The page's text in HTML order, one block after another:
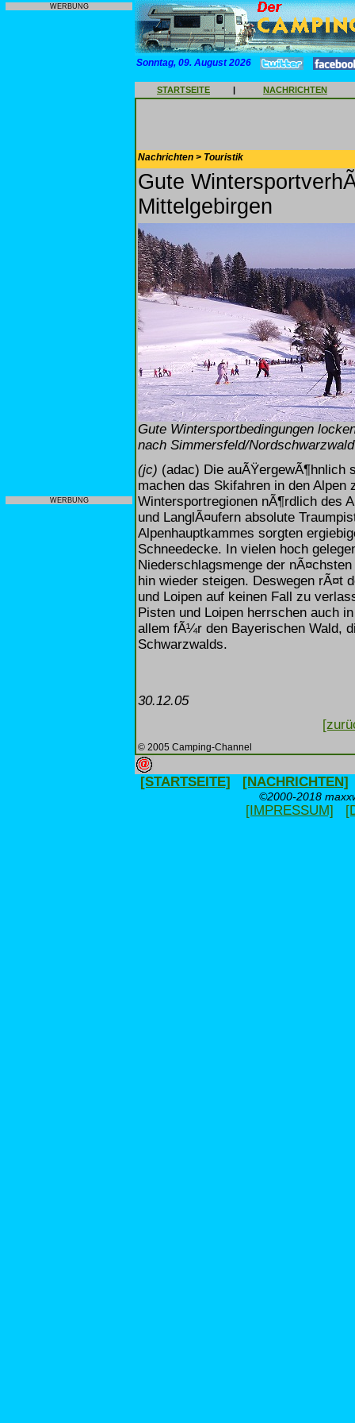
WERBUNG
WERBUNG
Sonntag, 09. August 2026
STARTSEITE | NACHRICHTEN
Nachrichten > Touristik
Gute
Mittelgebirgen
Gute Wintersportbedingungen
nach Simmersfeld/
(jc) (adac) Die auÃŸergewÃ¶hnlich
machen das Skifahren in den
Wintersportregionen nÃ¶rdlich des
und LanglÃ¤ufern absolute
Alpenhauptkammes sorgten
Schneedecke. In vielen hoch
Niederschlagsmenge der
hin wieder steigen. Deswegen rÃ¤t
und Loipen auf keinen Fall zu
Pisten und Loipen herrschen auch
allem fÃ¼r den Bayerischen Wald,
Schwarzwalds.
30.12.05
© 2005 Camping-Channel
[STARTSEITE] [NACHRICHTEN]
©2000-2018
[IMPRESSUM]